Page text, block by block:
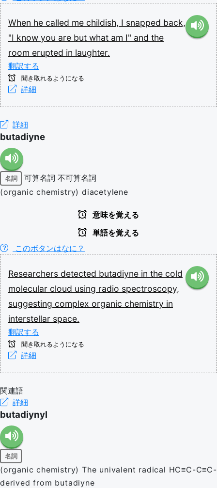
When he called me childish, I snapped back,
"I know you are but what am I" and the
room erupted in laughter.
翻訳する
聞き取れるようになる
詳細
詳細
butadiyne
名詞 可算名詞 不可算名詞
(organic chemistry) diacetylene
意味を覚える
単語を覚える
このボタンはなに？
Researchers detected butadiyne in the cold
molecular cloud using radio spectroscopy,
suggesting complex organic chemistry in
interstellar space.
翻訳する
聞き取れるようになる
詳細
関連語
詳細
butadiynyl
名詞
(organic chemistry) The univalent radical HC≡C-C≡C-
derived from butadiyne